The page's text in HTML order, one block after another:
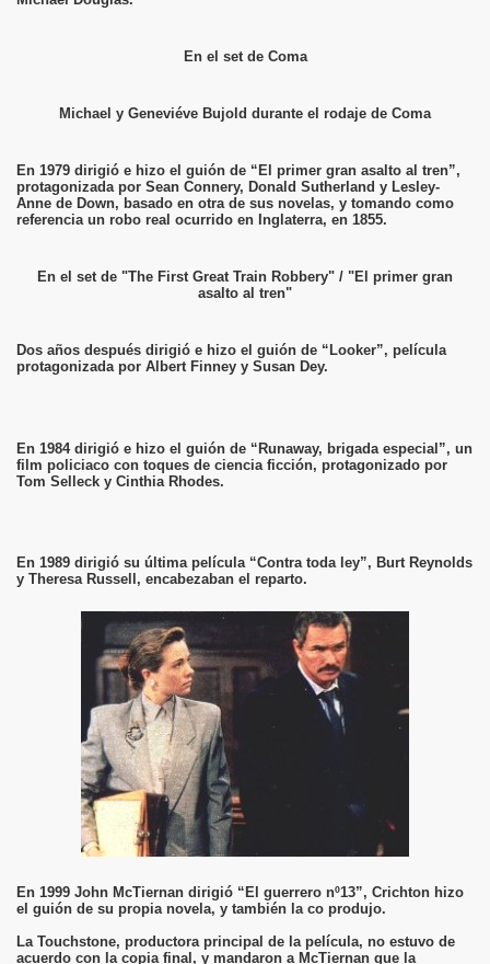
En el set de Coma
Michael y Geneviéve Bujold durante el rodaje de Coma
En 1979 dirigió e hizo el guión de “El primer gran asalto al tren”,
protagonizada por Sean Connery, Donald Sutherland y Lesley-
Anne de Down, basado en otra de sus novelas, y tomando como
referencia un robo real ocurrido en Inglaterra, en 1855.
En el set de "The First Great Train Robbery" / "El primer gran
asalto al tren"
Dos años después dirigió e hizo el guión de “Looker”, película
protagonizada por Albert Finney y Susan Dey.
En 1984 dirigió e hizo el guión de “Runaway, brigada especial”, un
film policiaco con toques de ciencia ficción, protagonizado por
Tom Selleck y Cinthia Rhodes.
En 1989 dirigió su última película “Contra toda ley”, Burt Reynolds
y Theresa Russell, encabezaban el reparto.
En 1999 John McTiernan dirigió “El guerrero nº13”, Crichton hizo
el guión de su propia novela, y también la co produjo.
La Touchstone, productora principal de la película, no estuvo de
acuerdo con la copia final, y mandaron a McTiernan que la